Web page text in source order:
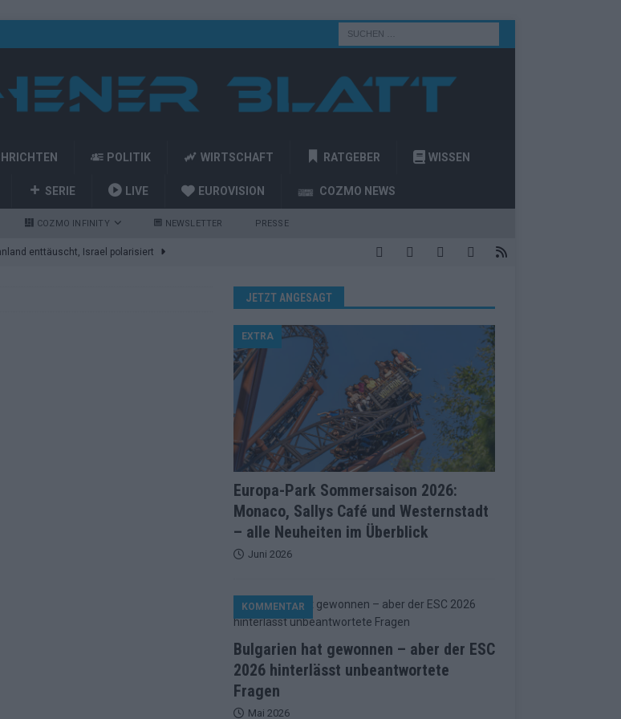
POLITIK WIRTSCHAFT RATGEBER WISSEN
SERIE LIVE EUROVISION COZMO NEWS
COZMO INFINITY NEWSLETTER PRESSE
enttäuscht, Israel polarisiert
Allstars und Parov Stelar als Interval
Acts und ihre Siegchancen
sein Abstimmungssystem immer wieder
für den großen Abend in Wien
im Finale
Café und Westernstadt – alle Neuheiten
unbeantwortete Fragen
JETZT ANGESAGT
Europa-Park Sommersaison 2026:
Monaco, Sallys Café und Westernstadt
– alle Neuheiten im Überblick
EXTRA
Juni 2026
Bulgarien hat gewonnen – aber der ESC
2026 hinterlässt unbeantwortete
Fragen
KOMMENTAR
Mai 2026